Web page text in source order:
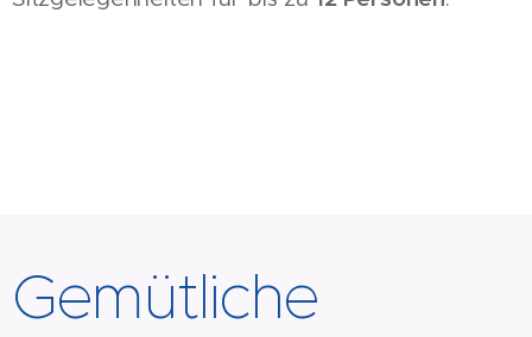
Gemütliche